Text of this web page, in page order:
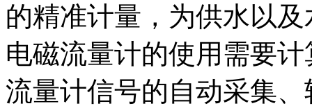
的精准计量，为供水以
电磁流量计的使用需要
流量计信号的自动采集